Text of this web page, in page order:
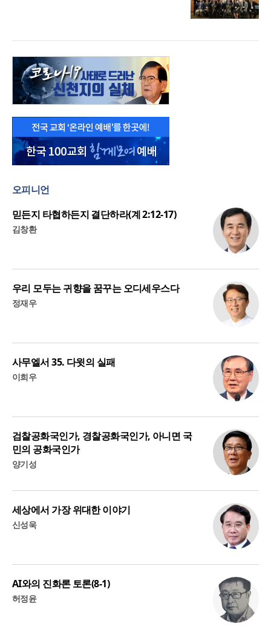
오피니언
믿든지 타협하든지 결단하라(계 2:12-17)
김창환
우리 모두는 귀향을 꿈꾸는 오디세우스다
정재우
사무엘서 35. 다윗의 실패
이희우
검찰공화국인가, 경찰공화국인가, 아니면 국
민의 공화국인가
양기성
세상에서 가장 위대한 이야기
신성욱
AI와의 진화론 토론(8-1)
허정윤